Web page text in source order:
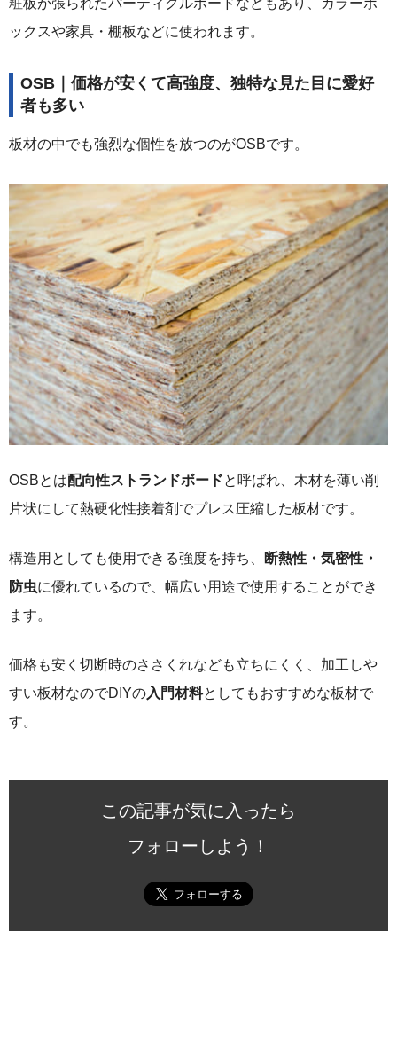
ックスや家具・棚板などに使われます。
OSB｜価格が安くて高強度、独特な見た目に愛好
者も多い
板材の中でも強烈な個性を放つのがOSBです。
OSBとは配向性ストランドボードと呼ばれ、木材を薄い削
片状にして熱硬化性接着剤でプレス圧縮した板材です。
構造用としても使用できる強度を持ち、
断熱性・気密性・
防虫に優れているので、幅広い用途で使用することができ
ます。
価格も安く切断時のささくれなども立ちにくく、加工しや
すい板材なのでDIYの入門材料としてもおすすめな板材で
す。
この記事が気に入ったら
フォローしよう！